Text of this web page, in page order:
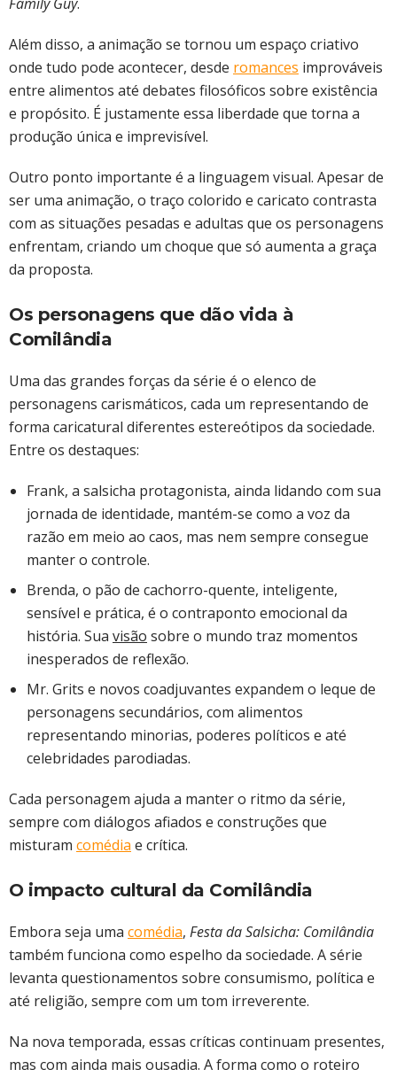
Além disso, a animação se tornou um espaço criativo
onde tudo pode acontecer, desde romances improváveis
entre alimentos até debates filosóficos sobre existência
e propósito. É justamente essa liberdade que torna a
produção única e imprevisível.
Outro ponto importante é a linguagem visual. Apesar de
ser uma animação, o traço colorido e caricato contrasta
com as situações pesadas e adultas que os personagens
enfrentam, criando um choque que só aumenta a graça
da proposta.
Os personagens que dão vida à
Comilândia
Uma das grandes forças da série é o elenco de
personagens carismáticos, cada um representando de
forma caricatural diferentes estereótipos da sociedade.
Entre os destaques:
Frank, a salsicha protagonista, ainda lidando com sua
jornada de identidade, mantém-se como a voz da
razão em meio ao caos, mas nem sempre consegue
manter o controle.
Brenda, o pão de cachorro-quente, inteligente,
sensível e prática, é o contraponto emocional da
história. Sua visão sobre o mundo traz momentos
inesperados de reflexão.
Mr. Grits e novos coadjuvantes expandem o leque de
personagens secundários, com alimentos
representando minorias, poderes políticos e até
celebridades parodiadas.
Cada personagem ajuda a manter o ritmo da série,
sempre com diálogos afiados e construções que
misturam comédia e crítica.
O impacto cultural da Comilândia
Embora seja uma comédia, Festa da Salsicha: Comilândia
também funciona como espelho da sociedade. A série
levanta questionamentos sobre consumismo, política e
até religião, sempre com um tom irreverente.
Na nova temporada, essas críticas continuam presentes,
mas com ainda mais ousadia. A forma como o roteiro